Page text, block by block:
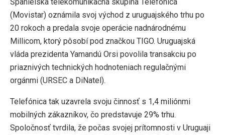
(Movistar) oznámila svoj východ z uruguajského trhu po
20 rokoch a predala svoje operácie nadnárodnému
Millicom, ktorý pôsobí pod značkou TIGO. Uruguajská
vláda prezidenta Yamandú Orsi povolila transakciu po
priaznivých technických hodnoteniach regulačnými
orgánmi (URSEC a DiNatel).
Telefónica tak uzavrela svoju činnosť s 1,4 miliónmi
mobilných zákazníkov, čo predstavuje 29% trhu.
Spoločnosť tvrdila, že počas svojej prítomnosti v Uruguaji